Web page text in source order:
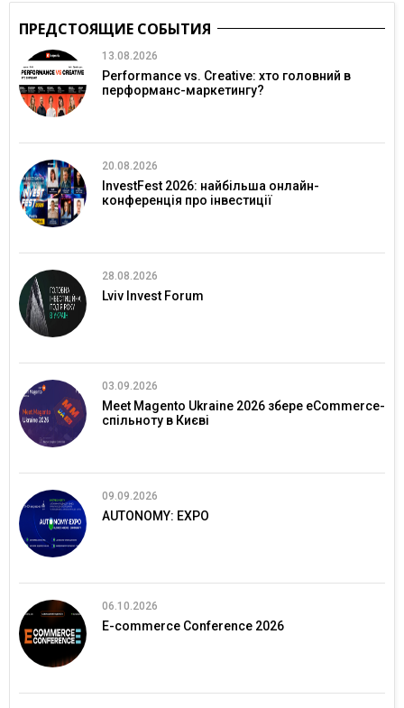
ПРЕДСТОЯЩИЕ СОБЫТИЯ
13.08.2026
Performance vs. Creative: хто головний в
перформанс-маркетингу?
20.08.2026
InvestFest 2026: найбільша онлайн-
конференція про інвестиції
28.08.2026
Lviv Invest Forum
03.09.2026
Meet Magento Ukraine 2026 збере eCommerce-
спільноту в Києві
09.09.2026
AUTONOMY: EXPO
06.10.2026
E-commerce Conference 2026